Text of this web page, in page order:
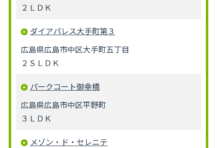
２ＬＤＫ
ダイアパレス大手町第３
広島県広島市中区大手町五丁目
２ＳＬＤＫ
パークコート御幸橋
広島県広島市中区平野町
３ＬＤＫ
メゾン・ド・セレニテ